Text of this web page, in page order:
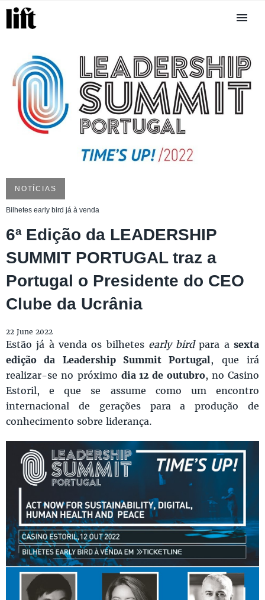
NOTÍCIAS
Bilhetes early bird já à venda
6ª Edição da LEADERSHIP
SUMMIT PORTUGAL traz a
Portugal o Presidente do CEO
Clube da Ucrânia
22 June 2022
Estão já à venda os bilhetes early birdpara asexta
edição da Leadership Summit Portugal, que irá
realizar-se no próximo dia 12 de outubro, no Casino
Estoril, e que se assume como um encontro
internacional de gerações para a produção de
conhecimento sobre liderança.